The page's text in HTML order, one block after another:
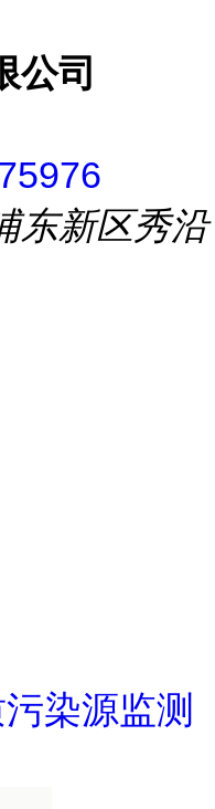
公司
东新区秀沿
染源监测